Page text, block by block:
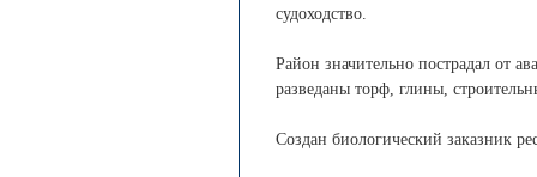
судоходство.
Район значительно пострадал от
разведаны торф, глины,
Создан биологический заказник